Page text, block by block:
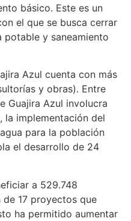
básico. Este es un
el que se busca cerrar
potable y saneamiento
Azul cuenta con más
y obras). Entre
Guajira Azul involucra
la implementación del
para la población
el desarrollo de 24
a 529.748
17 proyectos que
ha permitido aumentar